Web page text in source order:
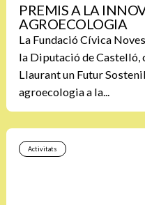
PREMIS A LA
AGROECOLOGIA
La Fundació Cívica
la Diputació de Castelló,
Llaurant un Futur
agroecologia a la...
Activitats